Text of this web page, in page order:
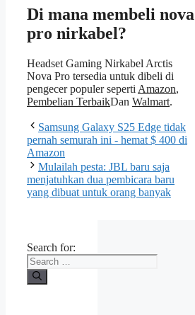
Di mana membeli nova
pro nirkabel?
Headset Gaming Nirkabel Arctis
Nova Pro tersedia untuk dibeli di
pengecer populer seperti Amazon,
Pembelian TerbaikDan Walmart.
Samsung Galaxy S25 Edge tidak
pernah semurah ini - hemat $ 400 di
Amazon
Mulailah pesta: JBL baru saja
menjatuhkan dua pembicara baru
yang dibuat untuk orang banyak
Search for: